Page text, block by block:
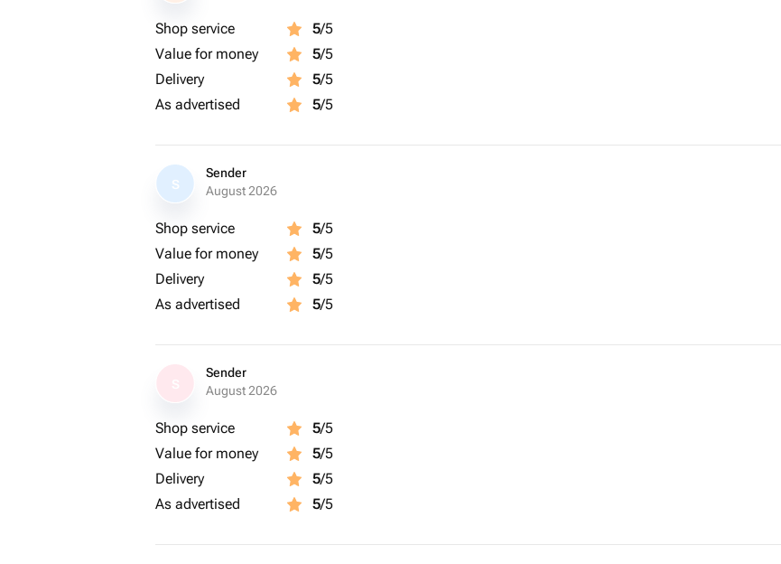
💐Ромашки
-косой срез
-воды больше половины
💐Роза/кустовая роза
-воды больше половины или целая ваза
💐Гербера
-прямой срез
-мало воды
💐Эустома
-косой срез
-воды меньше половины
💐Пион
💐Гортензия
-расщепить стебель
-очень много воды
💐Альстромерия
-вода меньше половины
💐Орхидея
Shop service 5/5
Value for money
5/5
Delivery
5/5
As advertised
5/5
S
Sender
August 2026
Shop service 5/5
Value for money
5/5
Delivery
5/5
As advertised
5/5
Sender
August 2026
Shop service 5/5
Value for money
5/5
Delivery
5/5
As advertised
5/5